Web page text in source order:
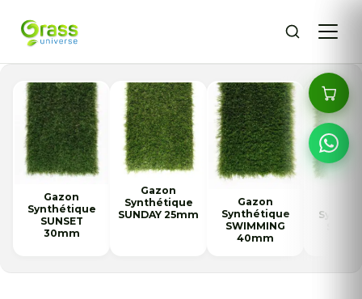
Gazon
Synthétique
SUNSET
30mm
Gazon
Synthétique
SUNDAY 25mm
Gazon
Synthétique
SWIMMING
40mm